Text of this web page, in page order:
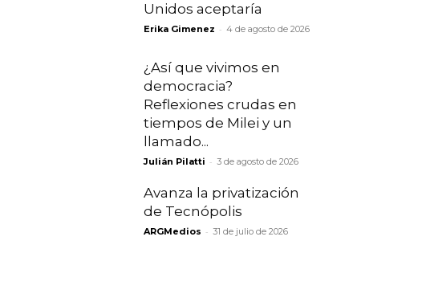
Unidos aceptaría
Erika Gimenez - 4 de agosto de 2026
¿Así que vivimos en
democracia?
Reflexiones crudas en
tiempos de Milei y un
llamado...
Julián Pilatti - 3 de agosto de 2026
Avanza la privatización
de Tecnópolis
ARGMedios - 31 de julio de 2026